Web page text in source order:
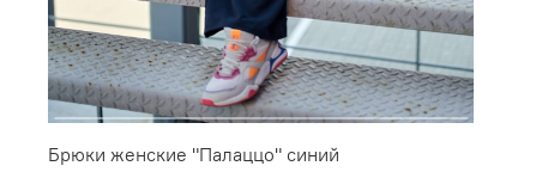
Брюки женские "Палаццо" синий